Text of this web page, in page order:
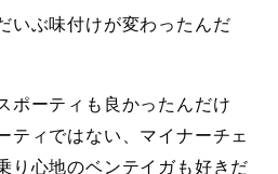
いぶ味付けが変わったんだ
ポーティも良かったんだけ
ティではない、マイナーチェ
り心地のベンテイガも好きだ